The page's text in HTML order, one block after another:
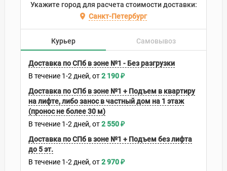
Укажите город для расчета стоимости доставки:
Санкт-Петербург
Курьер Самовывоз
Доставка по СПб в зоне №1 - Без разгрузки
В течение 1-2 дней 2 190₽
Доставка по СПб в зоне №1 + Подъем в квартиру
на лифте, либо занос в частный дом на 1 этаж
(пронос не более 30 м)
В течение 1-2 дней 2 550₽
Доставка по СПб в зоне №1 + Подъем без лифта
до 5 эт.
В течение 1-2 дней 2 970₽